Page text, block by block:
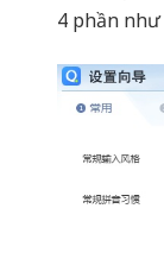
4 phần như